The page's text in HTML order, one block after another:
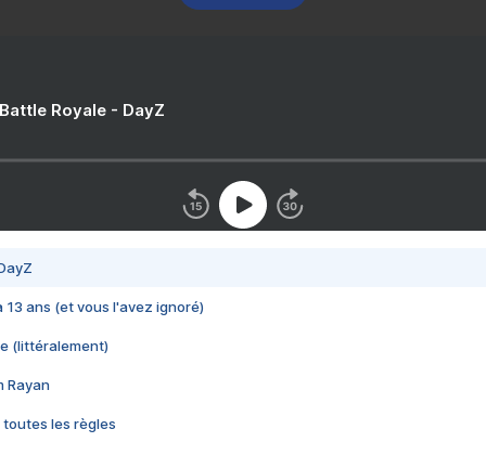
Royale - DayZ
13 ans (et vous l'avez ignoré)
(littéralement)
Rayan
toutes les règles